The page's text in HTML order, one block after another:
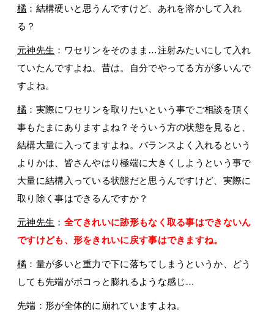
橘 ：結構硬いと思うんですけど、あれを溶かして入れ
る？
元神先生 ：ワセリンをそのまま…注射みたいにして入れ
ていたんですよね、昔は。自分でやってる方が多いんで
すよね。
橘 ：実際にワセリンを取りたいという事でご相談を頂く
事もたまにありますよね？そういう方の状態を見ると、
結構大量に入ってますよね。バランスよく入れるという
よりかは、皆さんやはり極端に大きくしようという事で
大量に結構入っている状態だと思うんですけど、実際に
取り除く事はできるんですか？
元神先生 ： 全てきれいに跡形もなく取る事はできないん
ですけども、形をきれいに戻す事はできますね。
橘 ：量が多いと重力で下に落ちてしまうというか、どう
しても先端がボコっと膨れるような感じ…
先端：形が全体的に崩れていますよね。